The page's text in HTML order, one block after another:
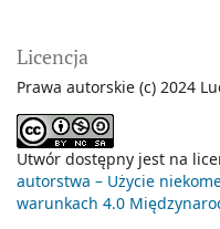
Licencja
Prawa autorskie (c) 2024
Utwór dostępny jest na
autorstwa – Użycie
warunkach 4.0